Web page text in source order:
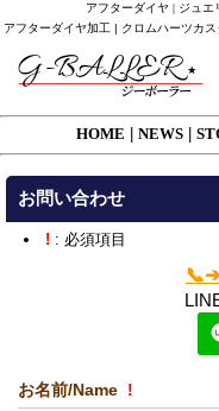
アフターダイヤ | ジュ
アフターダイヤ加工 | クロムハーツカ
HOME NEWS
お問い合わせ
! : 必須項目
📞➔
お名前/Name !